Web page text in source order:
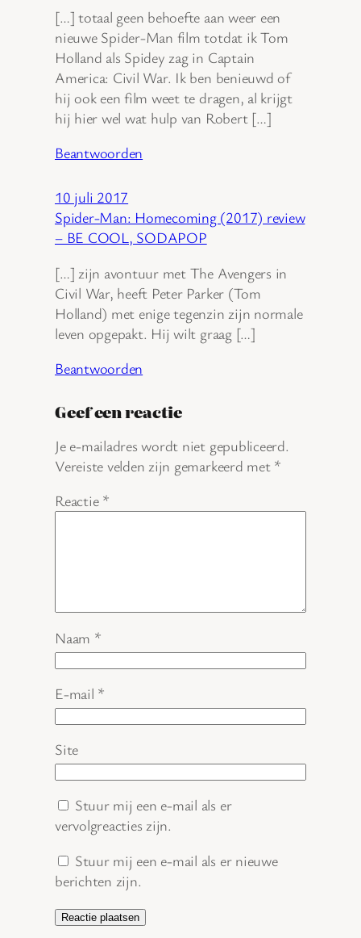
[…] totaal geen behoefte aan weer een
nieuwe Spider-Man film totdat ik Tom
Holland als Spidey zag in Captain
America: Civil War. Ik ben benieuwd of
hij ook een film weet te dragen, al krijgt
hij hier wel wat hulp van Robert […]
Beantwoorden
10 juli 2017
Spider-Man: Homecoming (2017) review
– BE COOL, SODAPOP
[…] zijn avontuur met The Avengers in
Civil War, heeft Peter Parker (Tom
Holland) met enige tegenzin zijn normale
leven opgepakt. Hij wilt graag […]
Beantwoorden
Geef een reactie
Je e-mailadres wordt niet gepubliceerd.
Vereiste velden zijn gemarkeerd met *
Reactie *
Naam *
E-mail *
Site
Stuur mij een e-mail als er
vervolgreacties zijn.
Stuur mij een e-mail als er nieuwe
berichten zijn.